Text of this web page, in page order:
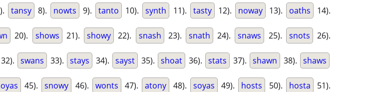
tansy 8). nowts 9). tanto 10). synth 11). tasty 12). noway 13). oaths 14).
20). shows 21). showy 22). snash 23). snath 24). snaws 25). snots 26).
32). swans 33). stays 34). sayst 35). shoat 36). stats 37). shawn 38). shaws
45). snowy 46). wonts 47). atony 48). soyas 49). hosts 50). hosta 51).